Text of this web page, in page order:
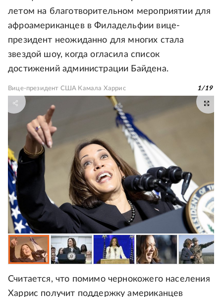
летом на благотворительном мероприятии для
афроамериканцев в Филадельфии вице-
президент неожиданно для многих стала
звездой шоу, когда огласила список
достижений администрации Байдена.
Вице-президент США Камала Харрис 1/19
Считается, что помимо чернокожего населения
Харрис получит поддержку американцев